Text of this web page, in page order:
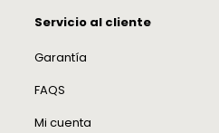
Servicio al cliente
Garantía
FAQS
Mi cuenta